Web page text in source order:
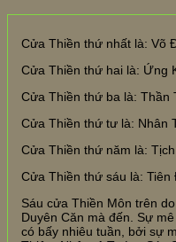
Cửa Thiền thứ nhất là: Võ
Cửa Thiền thứ hai là: Ứng
Cửa Thiền thứ ba là: Thần
Cửa Thiền thứ tư là: Nhân
Cửa Thiền thứ năm là:
Cửa Thiền thứ sáu là: Tiên
Sáu cửa Thiền Môn trên
Duyên Căn mà đến. Sự
có bấy nhiêu tuần, bởi sự